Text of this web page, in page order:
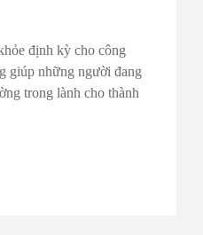
định kỳ cho công
giúp những người đang
trong lành cho thành